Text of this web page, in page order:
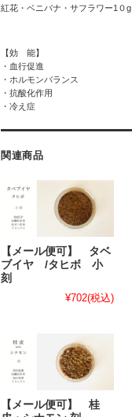
紅花・ベニバナ・サフラワー1０g
【効 能】
・血行促進
・ホルモンバランス
・抗酸化作用
・冷え症
関連商品
【メール便可】 タベ
ブイヤ /タヒボ 小
刻
¥702(税込)
【メール便可】 桂